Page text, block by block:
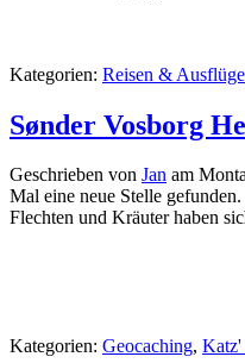
Kategorien: Reisen & Ausflüge
Sønder Vosborg
Geschrieben von Jan am
Mal eine neue Stelle
Flechten und Kräuter haben
Kategorien: Geocaching,